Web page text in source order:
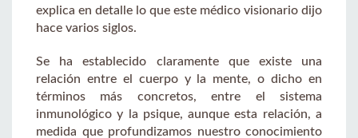
explica en detalle lo que este médico visionario dijo
hace varios siglos.
Se ha establecido claramente que existe una
relación entre el cuerpo y la mente, o dicho en
términos más concretos, entre el sistema
inmunológico y la psique, aunque esta relación, a
medida que profundizamos nuestro conocimiento